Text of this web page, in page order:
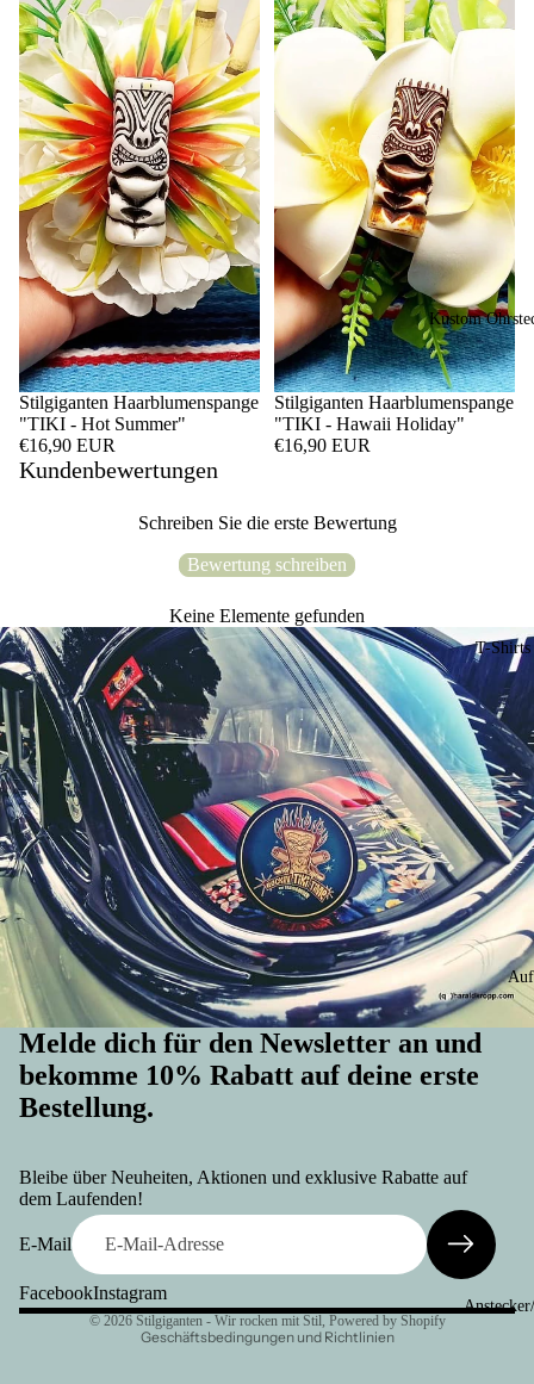
Kustom
T-Shirts
Stilgiganten Haarblumenspange
"TIKI - Hot Summer"
€16,90 EUR
Stilgiganten Haarblumenspange
"TIKI - Hawaii Holiday"
€16,90 EUR
Kundenbewertungen
Schreiben Sie die erste Bewertung
Bewertung schreiben
Keine Elemente gefunden
Melde dich für den Newsletter an und
bekomme 10% Rabatt auf deine erste
Bestellung.
Bleibe über Neuheiten, Aktionen und exklusive Rabatte auf
dem Laufenden!
E-Mail
FacebookInstagram
© 2026 Stilgiganten - Wir rocken mit Stil , Powered by Shopify
Geschäftsbedingungen und Richtlinien
AGB
Versand
Kontaktinformationen
Impressum